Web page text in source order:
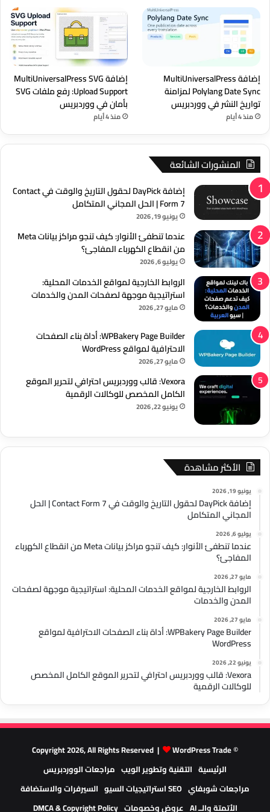
إضافة MultiUniversalPress
Polylang Date Sync لمزامنة
تواريخ النشر في ووردبريس
منذ 4 أيام
إضافة MultiUniversalPress SVG
Upload Support: رفع ملفات SVG
بأمان في ووردبريس
منذ 4 أيام
المنشورات الشائعة
إضافة DayPick لحقول التاريخ والوقت في Contact
Form 7 | الحل المجاني المتكامل
يونيو 19, 2026
عندما تنطفئ الأنوار: كيف تنجو مراكز بيانات Meta
من انقطاع الكهرباء المفاجئ؟
يوليو 6, 2026
الروابط الخارجية لمواقع الخدمات المحلية:
استراتيجية موجهة لصفحات المدن والخدمات
مايو 27, 2026
WPBakery Page Builder: أداة بناء الصفحات
الاحترافية لمواقع WordPress
مايو 27, 2026
Vexora: قالب ووردبريس احترافي لتحرير الموقع
الكامل المخصص للوكالات الرقمية
يونيو 22, 2026
الأكثر مشاهدة
يونيو 19, 2026
إضافة DayPick لحقول التاريخ والوقت في Contact Form 7 | الحل
المجاني المتكامل
يوليو 6, 2026
عندما تنطفئ الأنوار: كيف تنجو مراكز بيانات Meta من انقطاع الكهرباء
المفاجئ؟
مايو 27, 2026
الروابط الخارجية لمواقع الخدمات المحلية: استراتيجية موجهة لصفحات
المدن والخدمات
مايو 27, 2026
WPBakery Page Builder: أداة بناء الصفحات الاحترافية لمواقع
WordPress
يونيو 22, 2026
Vexora: قالب ووردبريس احترافي لتحرير الموقع الكامل المخصص
للوكالات الرقمية
© Copyright 2026, All Rights Reserved |
WordPress Trade
الرئيسية التقنية وتطوير الويب مراجعات الووردبريس
مراجعات شوبفاي SEO استراتيجيات السيو
السيرفرات والاستضافة
الأتمتة والــ AI
عروض وخصومات DMCA & Copyright Policy